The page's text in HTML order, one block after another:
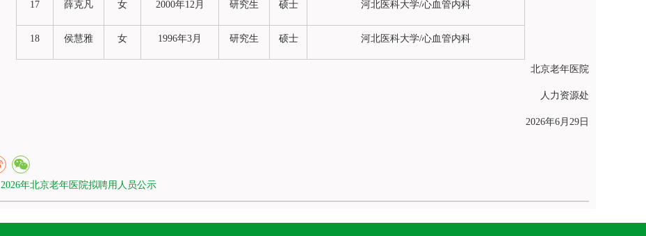
17 薛克凡 女 2000年12月 研究生 硕士 河北医科大学/心血管内科
18 侯慧雅 女 1996年3月 研究生 硕士 河北医科大学/心血管内科
北京老年医院
人力资源处
2026年6月29日
2026年北京老年医院拟聘用人员公示